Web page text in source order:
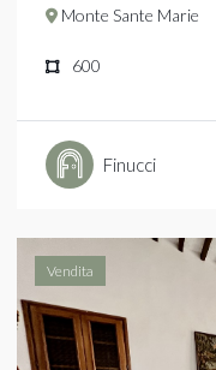
Monte Sante Marie
600
Finucci
Vendita